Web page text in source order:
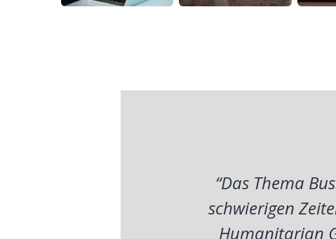
“Das Thema
schwierigen
Humanitarian